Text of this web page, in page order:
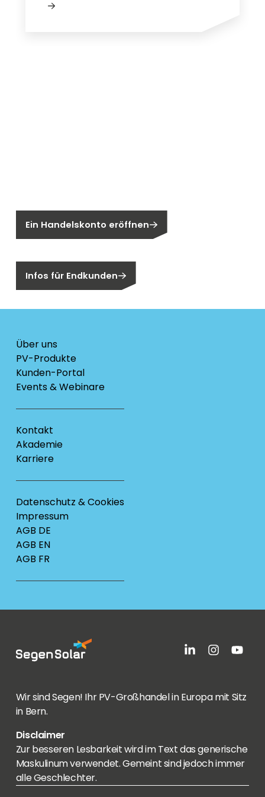
Ein Handelskonto eröffnen
Infos für Endkunden
Über uns
PV-Produkte
Kunden-Portal
Events & Webinare
Kontakt
Akademie
Karriere
Datenschutz & Cookies
Impressum
AGB DE
AGB EN
AGB FR
Wir sind Segen! Ihr PV-Großhandel in Europa mit Sitz
in Bern.
Disclaimer
Zur besseren Lesbarkeit wird im Text das generische
Maskulinum verwendet. Gemeint sind jedoch immer
alle Geschlechter.